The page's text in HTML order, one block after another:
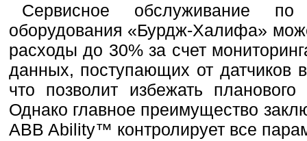
Сервисное обслуживание по
оборудования «Бурдж-Халифа»
расходы до 30% за счет
данных, поступающих от датчиков
что позволит избежать планового
Однако главное преимущество
ABB Ability™ контролирует все